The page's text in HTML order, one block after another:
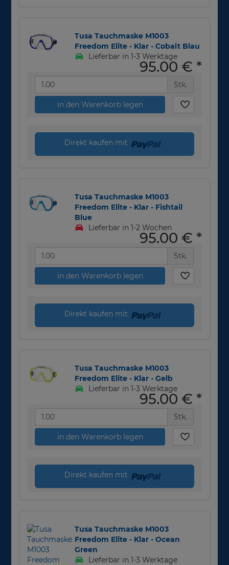
Tusa Tauchmaske M1003
Freedom Elite - Klar - Cobalt Blau
Lieferbar in 1-3 Werktage
95,00 € *
Stk.
in den Warenkorb legen
Direkt kaufen mit
Tusa Tauchmaske M1003
Freedom Elite - Klar - Fishtail
Blue
Lieferbar in 1-2 Wochen
95,00 € *
Stk.
in den Warenkorb legen
Direkt kaufen mit
Tusa Tauchmaske M1003
Freedom Elite - Klar - Gelb
Lieferbar in 1-3 Werktage
95,00 € *
Stk.
in den Warenkorb legen
Direkt kaufen mit
Tusa Tauchmaske M1003
Freedom Elite - Klar - Ocean
Green
Lieferbar in 1-3 Werktage